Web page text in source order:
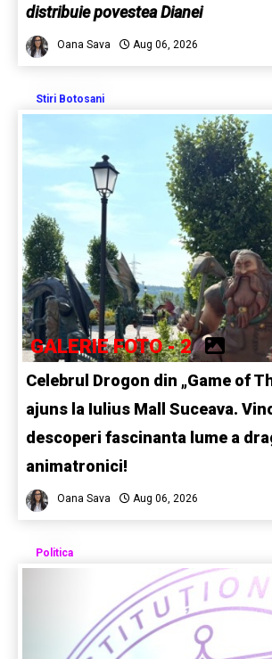
distribuie povestea Dianei
Oana Sava Aug 06, 2026
Stiri Botosani
GALERIE FOTO - 2
Celebrul Drogon din „Game of
ajuns la Iulius Mall Suceava.
descoperi fascinanta lume a
animatronici!
Oana Sava Aug 06, 2026
Politica